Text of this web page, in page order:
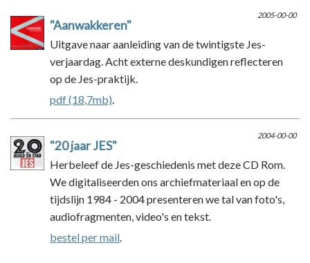
2005-00-00
"Aanwakkeren"
Uitgave naar aanleiding van de twintigste Jes-
verjaardag. Acht externe deskundigen reflecteren
op de Jes-praktijk.
pdf (18,7mb).
2004-00-00
"20 jaar JES"
Herbeleef de Jes-geschiedenis met deze CD Rom.
We digitaliseerden ons archiefmateriaal en op de
tijdslijn 1984 - 2004 presenteren we tal van foto's,
audiofragmenten, video's en tekst.
bestel per mail.